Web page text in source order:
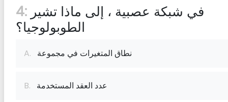
4:
الطوبولوجيا؟
A. نطاق المتغيرات في مجموعة
B. عدد العقد المستخدمة